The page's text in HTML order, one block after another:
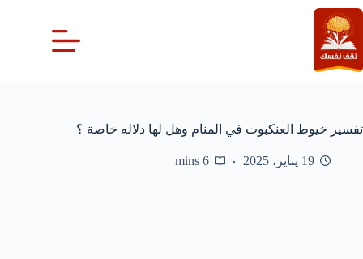
التجاوز
إلى
المحتوى
تفسير خيوط العنكبوت في المنام وهل لها دلاله خاصة ؟
19 يناير، 2025 6 mins